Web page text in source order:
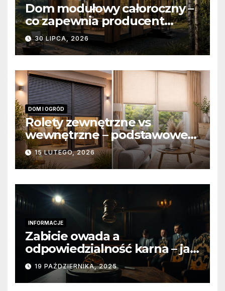
Dom modułowy całoroczny –
co zapewnia producent
domów modułowych?
30 LIPCA, 2026
DOM I OGRÓD
Rolety zewnętrzne vs
wewnętrzne – podstawowe
różnice konstrukcyjne i
funkcjonalne
15 LUTEGO, 2026
INFORMACJE
Zabicie owada a
odpowiedzialność karna – jak
wygląda to w praktyce?
19 PAŹDZIERNIKA, 2025